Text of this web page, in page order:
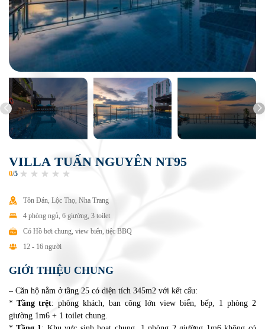
VILLA TUẤN NGUYÊN NT95
0/5
Tôn Đản, Lộc Thọ, Nha Trang
4 phòng ngủ, 6 giường, 3 toilet
Có Hồ bơi chung, view biển, tiệc BBQ
12 - 16 người
GIỚI THIỆU CHUNG
– Căn hộ nằm ở tầng 25 có diện tích 345m2 với kết cấu:
* Tầng trệt: phòng khách, ban công lớn view biển, bếp, 1 phòng 2
giường 1m6 + 1 toilet chung.